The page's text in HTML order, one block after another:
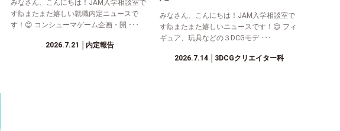
みなさん、こんにちは！JAM入学相談室で
す🙋またまた嬉しい就職内定ニュースで
す！😊 コンシューマゲーム企画・開 ･･･
2026.7.21 │内定報告
みなさん、こんにちは！JAM入学相談室で
す🙋またまた嬉しいニュースです！😊 フィ
ギュア、玩具などの３DCGモデ ･･･
2026.7.14│3DCGクリエイター科